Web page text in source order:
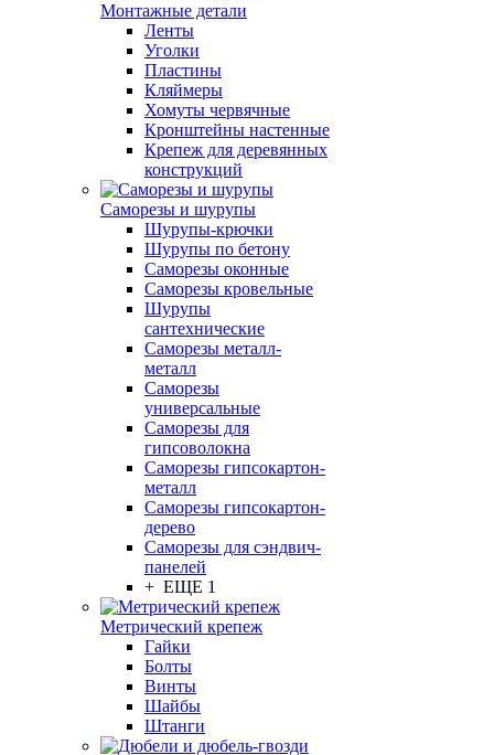
Монтажные детали
Ленты
Уголки
Пластины
Кляймеры
Хомуты червячные
Кронштейны настенные
Крепеж для деревянных
конструкций
Саморезы и шурупы
Шурупы-крючки
Шурупы по бетону
Саморезы оконные
Саморезы кровельные
Шурупы
сантехнические
Саморезы металл-
металл
Саморезы
универсальные
Саморезы для
гипсоволокна
Саморезы гипсокартон-
металл
Саморезы гипсокартон-
дерево
Саморезы для сэндвич-
панелей
+ ЕЩЕ 1
Метрический крепеж
Гайки
Болты
Винты
Шайбы
Штанги